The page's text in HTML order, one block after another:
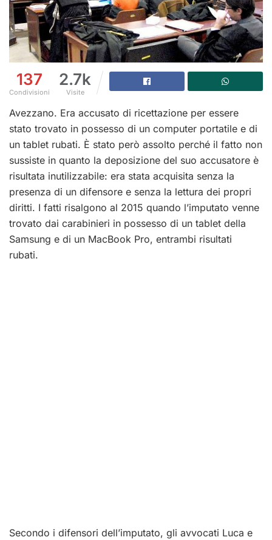
137
Condivisioni
2.7k
Visite
Avezzano. Era accusato di ricettazione per essere
stato trovato in possesso di un computer portatile e di
un tablet rubati. È stato però assolto perché il fatto non
sussiste in quanto la deposizione del suo accusatore è
risultata inutilizzabile: era stata acquisita senza la
presenza di un difensore e senza la lettura dei propri
diritti. I fatti risalgono al 2015 quando l’imputato venne
trovato dai carabinieri in possesso di un tablet della
Samsung e di un MacBook Pro, entrambi risultati
rubati.
Secondo i difensori dell’imputato, gli avvocati Luca e